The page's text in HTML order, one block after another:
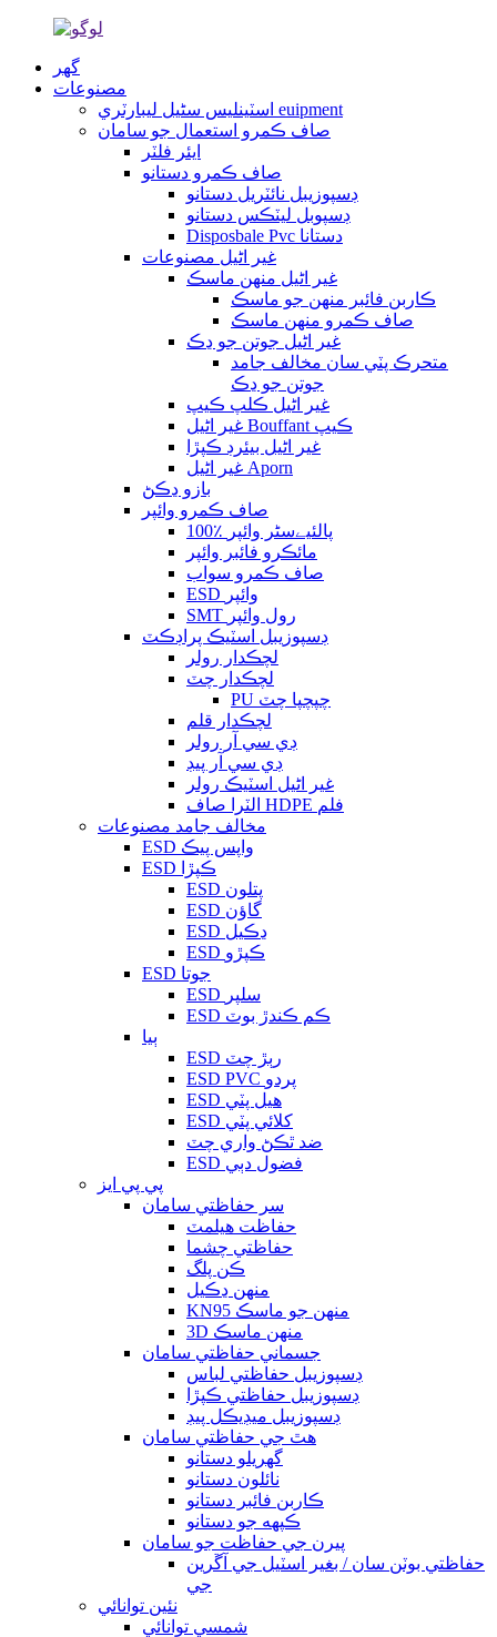
گهر
مصنوعات
اسٽينلیس سٹیل ليبارٽري euipment
صاف ڪمرو استعمال جو سامان
ايئر فلٽر
صاف ڪمرو دستانو
ڊسپوزيبل نائٽريل دستانو
ڊسپوبل ليٽڪس دستانو
Disposbale Pvc دستانا
غير اڻيل مصنوعات
غير اڻيل منهن ماسڪ
ڪاربن فائبر منهن جو ماسڪ
صاف ڪمرو منهن ماسڪ
غير اڻيل جوتن جو ڍڪ
متحرڪ پٽي سان مخالف جامد
جوتن جو ڍڪ
غير اڻيل ڪلپ ڪيپ
غير اڻيل Bouffant ڪيپ
غير اڻيل بيئرڊ ڪپڙا
غير اڻيل Aporn
بازو ڍڪڻ
صاف ڪمرو وائپر
100٪ پالئیےسٹر وائپر
مائڪرو فائبر وائپر
صاف ڪمرو سواب
ESD وائپر
SMT رول وائپر
ڊسپوزيبل اسٽيڪ پراڊڪٽ
لچڪدار رولر
لچڪدار چٽ
PU چپچپا چٽ
لچڪدار قلم
ڊي سي آر رولر
ڊي سي آر پيڊ
غير اڻيل اسٽيڪ رولر
الٽرا صاف HDPE فلم
مخالف جامد مصنوعات
ESD واپس پيڪ
ESD ڪپڙا
ESD پتلون
ESD گاؤن
ESD ڍڪيل
ESD ڪپڙو
ESD جوتا
ESD سلپر
ESD ڪم ڪندڙ بوٽ
ٻيا
ESD رٻڙ چٽ
ESD PVC پردو
ESD هيل پٽي
ESD کلائي پٽي
ضد ٿڪڻ واري چٽ
ESD فضول دٻي
پي پي ايز
سر حفاظتي سامان
حفاظت هيلمٽ
حفاظتي چشما
ڪن پلگ
منهن ڍڪيل
KN95 منهن جو ماسڪ
3D منهن ماسڪ
جسماني حفاظتي سامان
ڊسپوزيبل حفاظتي لباس
ڊسپوزيبل حفاظتي ڪپڙا
ڊسپوزيبل ميڊيڪل پيڊ
هٿ جي حفاظتي سامان
گهريلو دستانو
نائلون دستانو
ڪاربن فائبر دستانو
ڪپهه جو دستانو
پيرن جي حفاظت جو سامان
حفاظتي بوٽن سان / بغير اسٽيل جي آڱرين
جي
نئين توانائي
شمسي توانائي